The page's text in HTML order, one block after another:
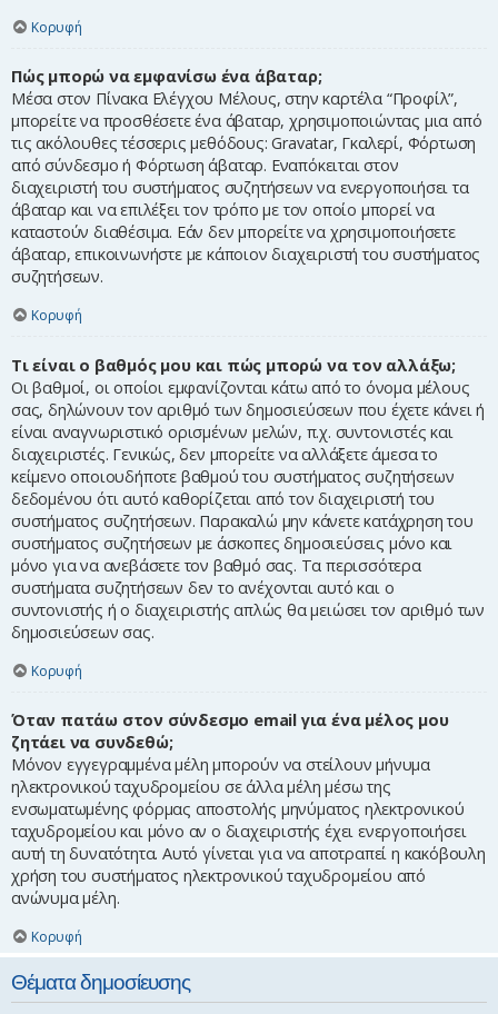
Κορυφή
Πώς μπορώ να εμφανίσω ένα άβαταρ;
Μέσα στον Πίνακα Ελέγχου Μέλους, στην καρτέλα “Προφίλ”,
μπορείτε να προσθέσετε ένα άβαταρ, χρησιμοποιώντας μια από
τις ακόλουθες τέσσερις μεθόδους: Gravatar, Γκαλερί, Φόρτωση
από σύνδεσμο ή Φόρτωση άβαταρ. Εναπόκειται στον
διαχειριστή του συστήματος συζητήσεων να ενεργοποιήσει τα
άβαταρ και να επιλέξει τον τρόπο με τον οποίο μπορεί να
καταστούν διαθέσιμα. Εάν δεν μπορείτε να χρησιμοποιήσετε
άβαταρ, επικοινωνήστε με κάποιον διαχειριστή του συστήματος
συζητήσεων.
Κορυφή
Τι είναι ο βαθμός μου και πώς μπορώ να τον αλλάξω;
Οι βαθμοί, οι οποίοι εμφανίζονται κάτω από το όνομα μέλους
σας, δηλώνουν τον αριθμό των δημοσιεύσεων που έχετε κάνει ή
είναι αναγνωριστικό ορισμένων μελών, π.χ. συντονιστές και
διαχειριστές. Γενικώς, δεν μπορείτε να αλλάξετε άμεσα το
κείμενο οποιουδήποτε βαθμού του συστήματος συζητήσεων
δεδομένου ότι αυτό καθορίζεται από τον διαχειριστή του
συστήματος συζητήσεων. Παρακαλώ μην κάνετε κατάχρηση του
συστήματος συζητήσεων με άσκοπες δημοσιεύσεις μόνο και
μόνο για να ανεβάσετε τον βαθμό σας. Τα περισσότερα
συστήματα συζητήσεων δεν το ανέχονται αυτό και ο
συντονιστής ή ο διαχειριστής απλώς θα μειώσει τον αριθμό των
δημοσιεύσεων σας.
Κορυφή
Όταν πατάω στον σύνδεσμο email για ένα μέλος μου
ζητάει να συνδεθώ;
Μόνον εγγεγραμμένα μέλη μπορούν να στείλουν μήνυμα
ηλεκτρονικού ταχυδρομείου σε άλλα μέλη μέσω της
ενσωματωμένης φόρμας αποστολής μηνύματος ηλεκτρονικού
ταχυδρομείου και μόνο αν ο διαχειριστής έχει ενεργοποιήσει
αυτή τη δυνατότητα. Αυτό γίνεται για να αποτραπεί η κακόβουλη
χρήση του συστήματος ηλεκτρονικού ταχυδρομείου από
ανώνυμα μέλη.
Κορυφή
Θέματα δημοσίευσης